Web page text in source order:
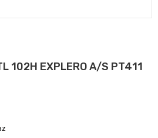
102H EXPLERO A/S PT411